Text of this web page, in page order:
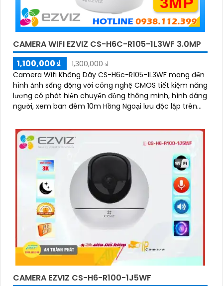
CAMERA WIFI EZVIZ CS-H6C-R105-1L3WF 3.0MP
1,100,000 ₫
1,300,000 ₫
Camera Wifi Không Dây CS-H6c-R105-1L3WF mang đến
hình ảnh sống động với công nghệ CMOS tiết kiệm năng
lượng có phát hiện chuyển động thông minh, hình dáng
người, xem ban đêm 10m Hồng Ngoại lưu độc lập trên
CAMERA EZVIZ CS-H6-R100-1J5WF